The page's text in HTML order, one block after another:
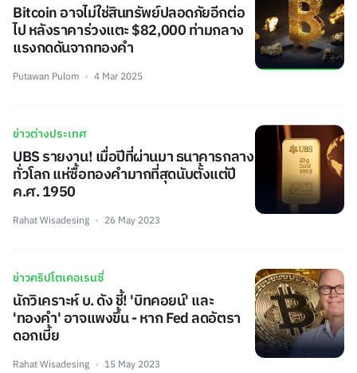
Bitcoin อาจไม่ใช่สินทรัพย์ปลอดภัยอีกต่อ
ไป หลังราคาร่วงแตะ $82,000 ท่ามกลาง
แรงกดดันจากทองคำ
Putawan Pulom 4 Mar 2025
ข่าวต่างประเทศ
UBS รายงาน! เมื่อปีที่ผ่านมา ธนาคารกลาง
ทั่วโลก แห่ซื้อทองคำมากที่สุดนับตั้งแต่ปี
ค.ศ. 1950
Rahat Wisadesing 26 May 2023
ข่าวคริปโตเคอเรนซี่
นักวิเคราะห์ บ. ดัง ชี้! 'บิทคอยน์' และ
'ทองคำ' อาจแพงขึ้น - หาก Fed ลดอัตรา
ดอกเบี้ย
Rahat Wisadesing 15 May 2023